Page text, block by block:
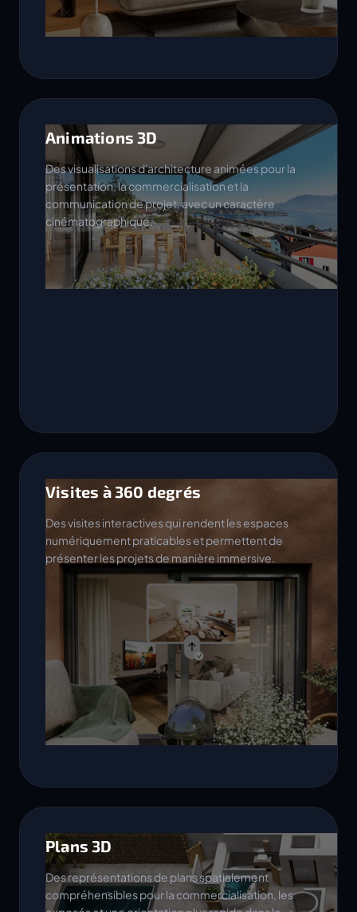
Animations 3D
Des visualisations d'architecture animées pour la
présentation, la commercialisation et la
communication de projet, avec un caractère
cinématographique.
Visites à 360 degrés
Des visites interactives qui rendent les espaces
numériquement praticables et permettent de
présenter les projets de manière immersive.
Plans 3D
Des représentations de plans spatialement
compréhensibles pour la commercialisation, les